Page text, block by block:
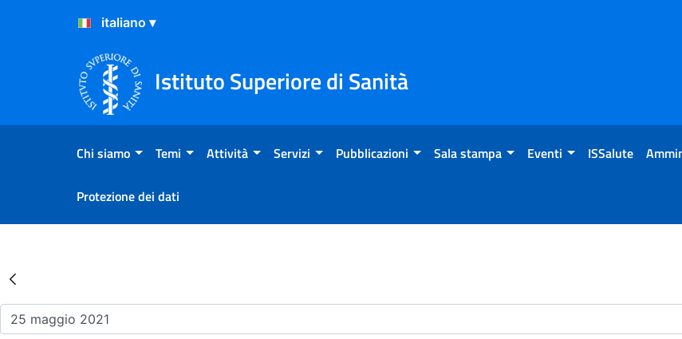
Salta al Contenuto
Salta al Footer
Istituto Superiore di Sanità
Chi siamo Temi Attività Servizi Pubblicazioni Sala stampa Eventi ISSalute
Protezione dei dati
Risultati della Ricerca - Eventi